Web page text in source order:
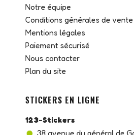
Notre équipe
Conditions générales de vente
Mentions légales
Paiement sécurisé
Nous contacter
Plan du site
STICKERS EN LIGNE
123-Stickers